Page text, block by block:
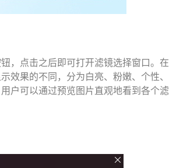
，点击之后即可打开滤镜选择窗口。在
效果的不同，分为白亮、粉嫩、个性、
户可以通过预览图片直观地看到各个滤